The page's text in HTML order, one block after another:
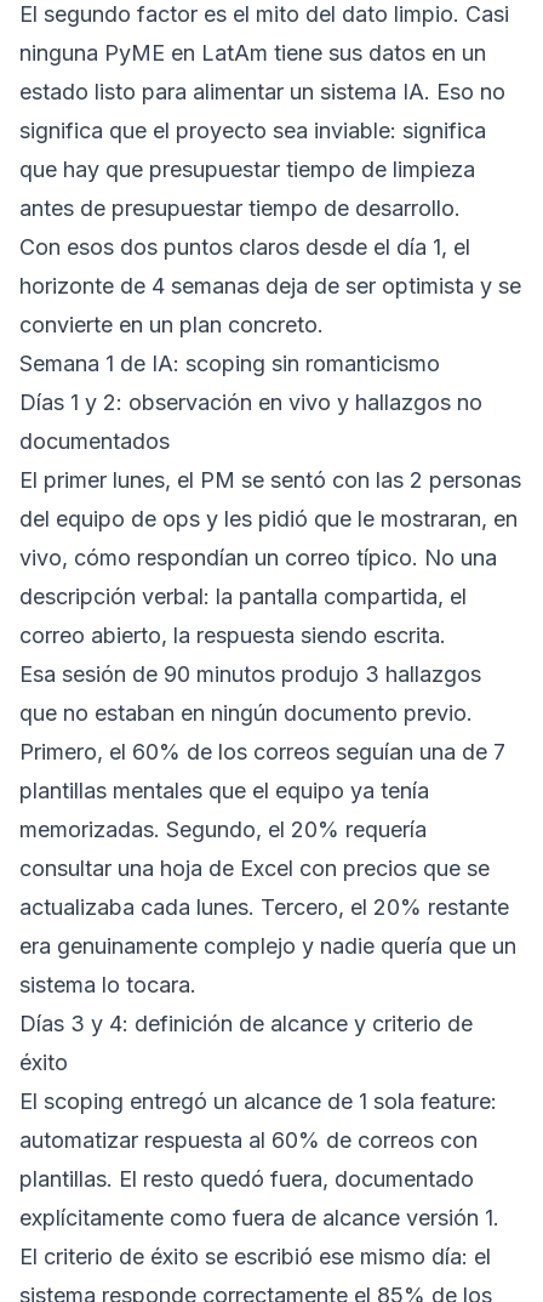
El segundo factor es el mito del dato limpio. Casi
ninguna PyME en LatAm tiene sus datos en un
estado listo para alimentar un sistema IA. Eso no
significa que el proyecto sea inviable: significa
que hay que presupuestar tiempo de limpieza
antes de presupuestar tiempo de desarrollo.
Con esos dos puntos claros desde el día 1, el
horizonte de 4 semanas deja de ser optimista y se
convierte en un plan concreto.
Semana 1 de IA: scoping sin romanticismo
Días 1 y 2: observación en vivo y hallazgos no
documentados
El primer lunes, el PM se sentó con las 2 personas
del equipo de ops y les pidió que le mostraran, en
vivo, cómo respondían un correo típico. No una
descripción verbal: la pantalla compartida, el
correo abierto, la respuesta siendo escrita.
Esa sesión de 90 minutos produjo 3 hallazgos
que no estaban en ningún documento previo.
Primero, el 60% de los correos seguían una de 7
plantillas mentales que el equipo ya tenía
memorizadas. Segundo, el 20% requería
consultar una hoja de Excel con precios que se
actualizaba cada lunes. Tercero, el 20% restante
era genuinamente complejo y nadie quería que un
sistema lo tocara.
Días 3 y 4: definición de alcance y criterio de
éxito
El scoping entregó un alcance de 1 sola feature:
automatizar respuesta al 60% de correos con
plantillas. El resto quedó fuera, documentado
explícitamente como fuera de alcance versión 1.
El criterio de éxito se escribió ese mismo día: el
sistema responde correctamente el 85% de los